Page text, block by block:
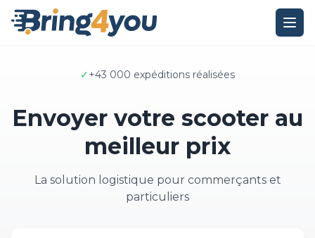
✓+43 000 expéditions réalisées
Envoyer votre scooter au
meilleur prix
La solution logistique pour commerçants et
particuliers